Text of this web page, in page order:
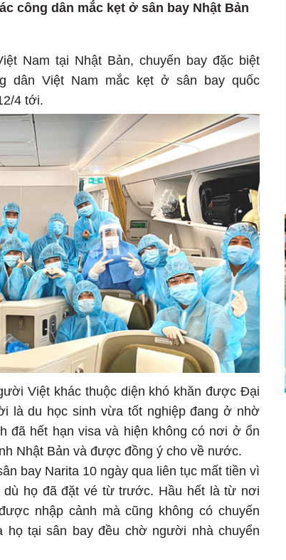
công dân mắc kẹt ở sân bay Nhật Bản
Nam tại Nhật Bản, chuyến bay đặc biệt
dân Việt Nam mắc kẹt ở sân bay quốc
4 tới.
Việt khác thuộc diện khó khăn được Đại
là du học sinh vừa tốt nghiệp đang ở nhờ
đã hết hạn visa và hiện không có nơi ở ổn
Nhật Bản và được đồng ý cho về nước.
bay Narita 10 ngày qua liên tục mất tiền vì
dù họ đã đặt vé từ trước. Hầu hết là từ nơi
nhập cảnh mà cũng không có chuyến
họ tại sân bay đều chờ người nhà chuyển